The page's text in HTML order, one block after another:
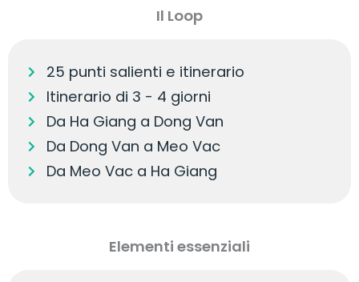
Il Loop
25 punti salienti e itinerario
Itinerario di 3 - 4 giorni
Da Ha Giang a Dong Van
Da Dong Van a Meo Vac
Da Meo Vac a Ha Giang
Elementi essenziali